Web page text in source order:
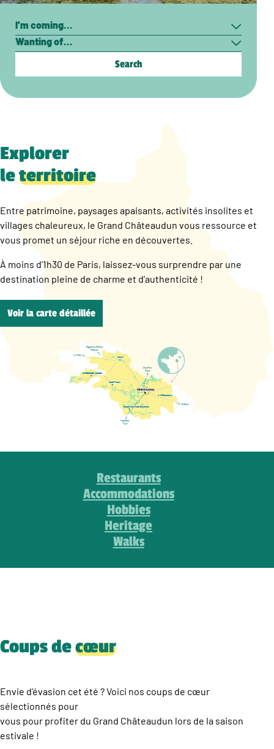
Search
Explorer
leterritoire
Entre patrimoine, paysages apaisants, activités insolites et
villages chaleureux, le Grand Châteaudun vous ressource et
vous promet un séjour riche en découvertes.
À moins d’1h30 de Paris, laissez-vous surprendre par une
destination pleine de charme et d’authenticité !
Voir la carte détaillée
Restaurants
Accommodations
Hobbies
Heritage
Walks
Coups decœur
Envie d’évasion cet été ? Voici nos coups de cœur
sélectionnés pour
vous pour profiter du Grand Châteaudun lors de la saison
estivale !